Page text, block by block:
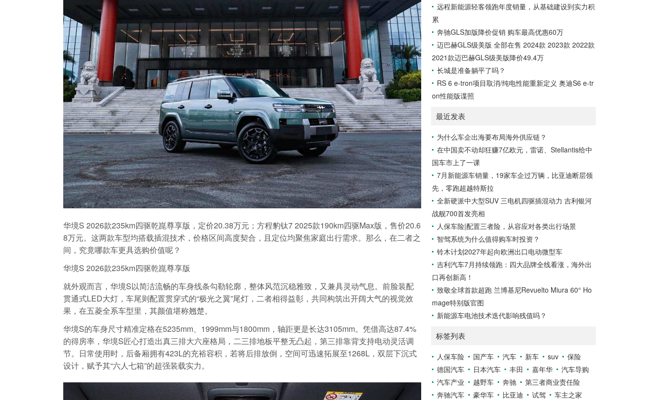
华境S 2026款235km四驱乾崑尊享版，定价20.38万元；方程豹钛7 2025款190km四驱Max版，售价20.6
8万元。这两款车型均搭载插混技术，价格区间高度契合，且定位均聚焦家庭出行需求。那么，在二者之
间，究竟哪款车更具选购价值呢？
华境S 2026款235km四驱乾崑尊享版
就外观而言，华境S以简洁流畅的车身线条勾勒轮廓，整体风范沉稳雅致，又兼具灵动气息。前脸装配
贯通式LED大灯，车尾则配置贯穿式的“极光之翼”尾灯，二者相得益彰，共同构筑出开阔大气的视觉效
果，在五菱全系车型里，其颜值堪称翘楚。
华境S的车身尺寸精准定格在5235mm、1999mm与1800mm，轴距更是长达3105mm。凭借高达87.4%
的得房率，华境S匠心打造出真三排大六座格局，二三排地板平整无凸起，第三排靠背支持电动灵活调
节。日常使用时，后备厢拥有423L的充裕容积，若将后排放倒，空间可迅速拓展至1268L，双层下沉式
设计，赋予其“六人七箱”的超强装载实力。
远程新能源轻客领跑年度销量，从基础建设到实力积
累
奔驰GLS加版降价促销 购车最高优惠60万
迈巴赫GLS级美版 全部在售 2024款 2023款 2022款
2021款迈巴赫GLS级美版降价49.4万
长城是准备躺平了吗？
RS 6 e-tron项目取消/纯电性能重新定义 奥迪S6 e-tr
on性能版谍照
最近发表
为什么车企出海要布局海外供应链？
在中国卖不动却狂赚7亿欧元，雷诺、Stellantis给中
国车市上了一课
7月新能源车销量，19家车企过万辆，比亚迪断层领
先，零跑超越特斯拉
全新硬派中大型SUV 三电机四驱插混动力 吉利银河
战舰700首发亮相
人保车险|配置三者险，从容应对各类出行场景
智驾系统为什么值得购车时投资？
铃木计划2027年起向欧洲出口电动微型车
吉利汽车7月持续领跑：四大品牌全线看涨，海外出
口再创新高！
致敬全球首款超跑 兰博基尼Revuelto Miura 60° Ho
mage特别版官图
新能源车电池技术迭代影响残值吗？
标签列表
人保车险 国产车 汽车 新车 suv
保险
德国汽车
日本汽车 丰田 嘉年华
汽车导购
汽车产业
越野车 奔驰
第三者商业责任险
奔驰汽车
豪华车 比亚迪 试驾
车主之家